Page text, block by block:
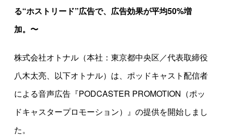
る“ホストリード”広告で、広告効果が平均50%増
加。〜
株式会社オトナル（本社：東京都中央区／代表取締役
八木太亮、以下オトナル）は、ポッドキャスト配信者
による音声広告『PODCASTER PROMOTION（ポッ
ドキャスタープロモーション）』の提供を開始しまし
た。